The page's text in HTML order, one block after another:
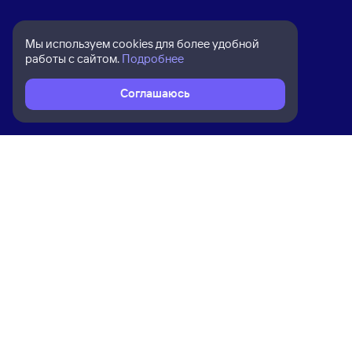
Мы используем cookies для более удобной
работы с сайтом. Подробнее
Соглашаюсь